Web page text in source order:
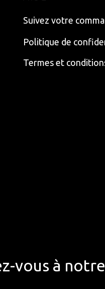
Suivez votre
Politique de
Termes et
vous à